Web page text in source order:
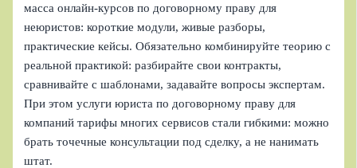
масса онлайн-курсов по договорному праву для
неюристов: короткие модули, живые разборы,
практические кейсы. Обязательно комбинируйте теорию с
реальной практикой: разбирайте свои контракты,
сравнивайте с шаблонами, задавайте вопросы экспертам.
При этом услуги юриста по договорному праву для
компаний тарифы многих сервисов стали гибкими: можно
брать точечные консультации под сделку, а не нанимать
штат.